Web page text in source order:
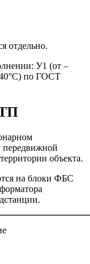
отдельно.
У1 (от –
по ГОСТ
передвижной
объекта.
на блоки ФБС